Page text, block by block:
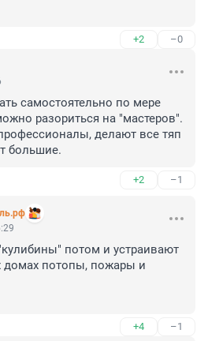
+2 –0
самостоятельно по мере
разориться на "мастеров".
делают все тяп
большие.
+2 –1
потом и устраивают
домах потопы, пожары и
+4 –1